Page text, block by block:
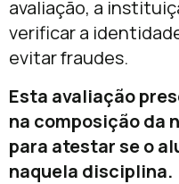
avaliação, a
verificar a
evitar fraudes.
Esta avaliação
na composição da
para atestar se o
naquela disciplina.